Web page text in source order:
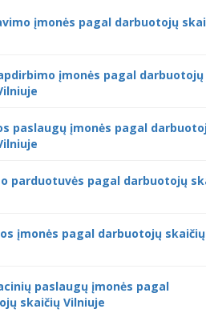
įmonės pagal darbuotojų
įmonės pagal darbuotojų
paslaugų įmonės pagal
parduotuvės pagal darbuotojų
įmonės pagal darbuotojų skaičių
paslaugų įmonės pagal
skaičių Vilniuje